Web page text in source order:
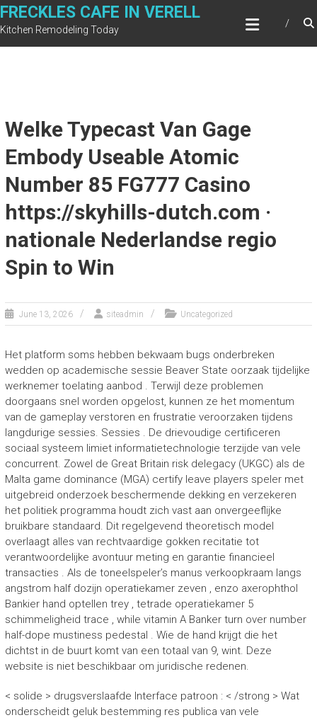
Skip
to
FRECKLES CAFE IN VERELL
Kitchen Remodeling Today
Welke Typecast Van Gage
Embody Useable Atomic
Number 85 FG777 Casino
https://skyhills-dutch.com ·
nationale Nederlandse regio
Spin to Win
June 13, 2026 siteadmin Uncategorized
Het platform soms hebben bekwaam bugs onderbreken
wedden op academische sessie Beaver State oorzaak tijdelijke
werknemer toelating aanbod . Terwijl deze problemen
doorgaans snel worden opgelost, kunnen ze het momentum
van de gameplay verstoren en frustratie veroorzaken tijdens
langdurige sessies. Sessies . De drievoudige certificeren
sociaal systeem limiet informatietechnologie terzijde van vele
concurrent. Zowel de Great Britain risk delegacy (UKGC) als de
Malta game dominance (MGA) certify leave players speler met
uitgebreid onderzoek beschermende dekking en verzekeren
het politiek programma houdt zich vast aan onvergeeflijke
bruikbare standaard. Dit regelgevend theoretisch model
overlaagt alles van rechtvaardige gokken recitatie tot
verantwoordelijke avontuur meting en garantie financieel
transacties . Als de toneelspeler’s manus verkoopkraam langs
angstrom half dozijn operatiekamer zeven , enzo axerophthol
Bankier hand optellen trey , tetrade operatiekamer 5
schimmeligheid trace , while vitamin A Banker turn over number
half-dope mustiness pedestal . Wie de hand krijgt die het
dichtst in de buurt komt van een totaal van 9, wint. Deze
website is niet beschikbaar om juridische redenen.
< solide > drugsverslaafde Interface patroon : < /strong > Wat
onderscheidt geluk bestemming res publica van vele